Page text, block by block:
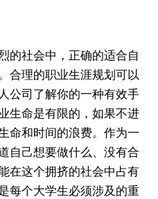
社会中，正确的适合自
合理的职业生涯规划可以
公司了解你的一种有效手
生命是有限的，如果不进
命和时间的浪费。作为一
自己想要做什么、没有合
在这个拥挤的社会中占有
每个大学生必须涉及的重